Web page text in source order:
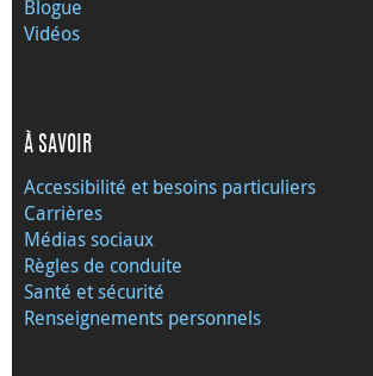
Blogue
Vidéos
À SAVOIR
Accessibilité et besoins particuliers
Carrières
Médias sociaux
Règles de conduite
Santé et sécurité
Renseignements personnels